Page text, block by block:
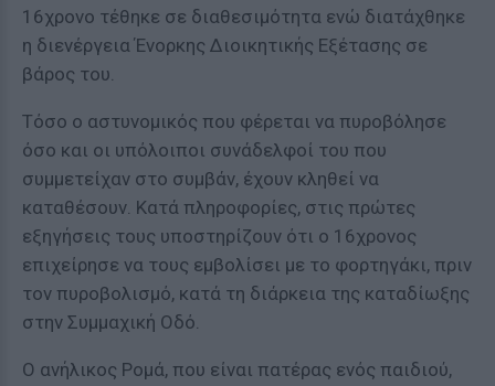
16χρονο τέθηκε σε διαθεσιμότητα ενώ διατάχθηκε
η διενέργεια Ένορκης Διοικητικής Εξέτασης σε
βάρος του.
Τόσο ο αστυνομικός που φέρεται να πυροβόλησε
όσο και οι υπόλοιποι συνάδελφοί του που
συμμετείχαν στο συμβάν, έχουν κληθεί να
καταθέσουν. Κατά πληροφορίες, στις πρώτες
εξηγήσεις τους υποστηρίζουν ότι ο 16χρονος
επιχείρησε να τους εμβολίσει με το φορτηγάκι, πριν
τον πυροβολισμό, κατά τη διάρκεια της καταδίωξης
στην Συμμαχική Οδό.
Ο ανήλικος Ρομά, που είναι πατέρας ενός παιδιού,